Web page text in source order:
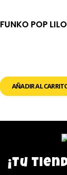
FUNKO POP
AÑADIR AL
¡Tu